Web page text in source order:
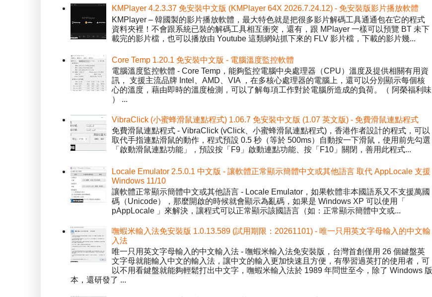
KMPlayer 4.2.3.37 免安裝中文版 (KMPlayer 64X 2026.7.24.12) - 免安裝版影片播放軟體
KMPlayer – 韓國製的影片播放軟體，最大特色就是把很多影片解碼工具通通包在它的程式
資料夾裡！不會跟系統已裝的解碼工具相互衝突，還有，跟 MPlayer 一樣可以預覽 BT 未下
載完的影片檔，也可以播放由 Youtube 這類網站抓下來的 FLV 影片檔，下載的影片幾...
Core Temp 1.20.1 免安裝中文版 - 電腦溫度監控軟體
電腦溫度監控軟體 - Core Temp，能夠監控電腦中央處理器（CPU）溫度及提供相關有用資
訊， 支援主流品牌 Intel、AMD、VIA ，在多核心處理器的電腦上，還可以分別顯示每個核
心的溫度，藉由即時的溫度檢測，可以了解每項工作對於電腦所造成的負荷。（ 阿榮福利味
） ...
VibraClick (小蜜蜂滑鼠連點程式) 1.06.7 免安裝中文版 (1.07 英文版) - 免費滑鼠連點程式
免費滑鼠連點程式 - VibraClick (vClick、小蜜蜂滑鼠連點程式)，香港作者設計的程式，可以
取代手指連點滑鼠的動作，程式預設 0.5 秒（等於 500ms）自動按一下滑鼠，使用前先勾選
「啟動滑鼠連點功能」，預設按「F9」啟動連點功能、按「F10」關閉，善用此程式...
Locale Emulator 2.5.0.1 中文版 - 讓軟體正常顯示簡體中文或其他語言 取代 AppLocale 支援
Windows 11/10
讓軟體正常顯示簡體中文或其他語言 - Locale Emulator，如果軟體非本國語系又不支援萬國
碼（Unicode），那麼開啟的時候就會顯示為亂碼，如果是 Windows XP 可以使用「
pAppLocale 」來解決，讓程式可以正常顯示該國語言（如：正常顯示簡體中文或...
嘸蝦米輸入法免安裝版 1.0.13.589 (試用期限：20261101) - 唯一只用英文字母輸入的中文輸
入法
唯一只用英文字母輸入的中文輸入法 - 嘸蝦米輸入法免安裝版，台灣首創僅用 26 個鍵盤英
文字母就能輸入中文的輸入法，讓中文的輸入更加快速且方便，有學習過英打的使用者，可
以不用看鍵盤就能夠輕鬆打出中文字，嘸蝦米輸入法於 1989 年問世至今，除了 Windows 版
本，還研發了 ...